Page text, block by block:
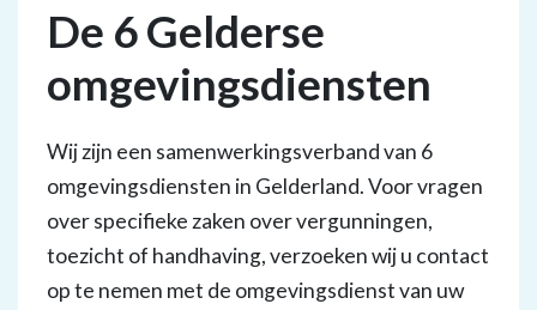
De 6 Gelderse
omgevingsdiensten
Wij zijn een samenwerkingsverband van 6
omgevingsdiensten in Gelderland. Voor vragen
over specifieke zaken over vergunningen,
toezicht of handhaving, verzoeken wij u contact
op te nemen met de omgevingsdienst van uw